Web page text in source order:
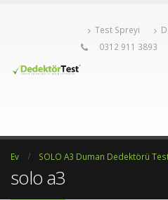
Test Spreyi
0312 911 3893
Ev SOLO A3 Duman Dedektörü
solo a3